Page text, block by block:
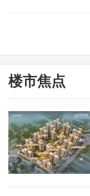
楼市焦点